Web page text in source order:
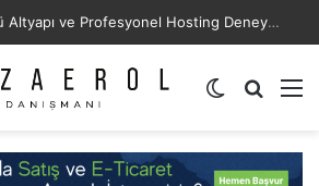
Verigom ile Güçlü Altyapı ve Profesyonel Hosting Deneyimi
Dış